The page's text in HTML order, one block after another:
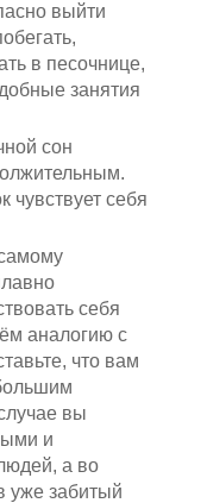
выйти
в песочнице,
занятия
сон
себя
себя
аналогию с
что вам
вы
и
а во
уже забитый